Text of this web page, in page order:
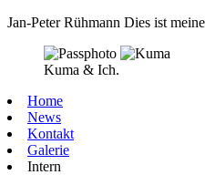
Jan-Peter Rühmann Dies ist
Kuma & Ich.
Home
News
Kontakt
Galerie
Intern